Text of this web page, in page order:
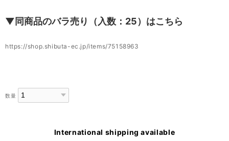
▼同商品のバラ売り（入数：25）はこちら
https://shop.shibuta-ec.jp/items/75158963
数量
International shipping available